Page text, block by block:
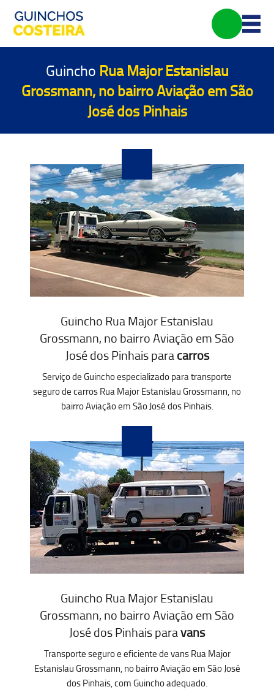
Guincho Rua Major Estanislau
Grossmann, no bairro Aviação em São
José dos Pinhais
Guincho Rua Major Estanislau
Grossmann, no bairro Aviação em São
José dos Pinhais paracarros
Serviço de Guincho especializado para transporte
seguro de carros Rua Major Estanislau Grossmann, no
bairro Aviação em São José dos Pinhais.
Guincho Rua Major Estanislau
Grossmann, no bairro Aviação em São
José dos Pinhais paravans
Transporte seguro e eficiente de vans Rua Major
Estanislau Grossmann, no bairro Aviação em São José
dos Pinhais, com Guincho adequado.